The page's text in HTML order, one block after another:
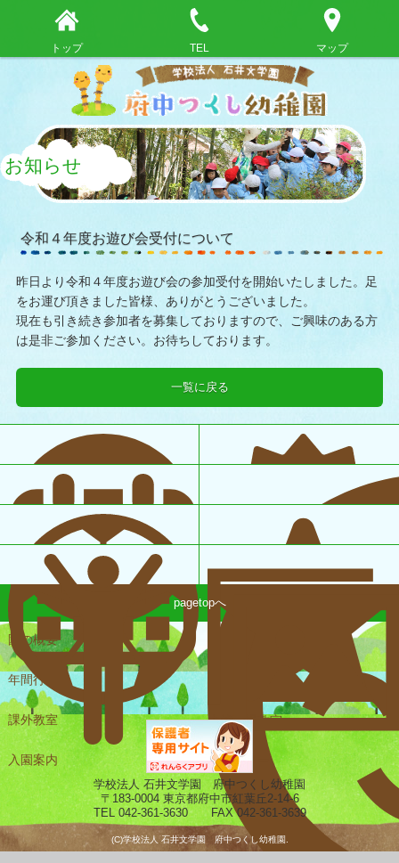
トップ TEL マップ
お知らせ
令和４年度お遊び会受付について
昨日より令和４年度お遊び会の参加受付を開始いたしました。足
をお運び頂きました皆様、ありがとうございました。
現在も引き続き参加者を募集しておりますので、ご興味のある方
は是非ご参加ください。お待ちしております。
一覧に戻る
園の概要
年間行事
課外教室 未就園児教室
入園案内 ギャラリー
pagetopへ
学校法人 石井文学園 府中つくし幼稚園
〒183-0004 東京都府中市紅葉丘2-14-6
TEL 042-361-3630 FAX 042-361-3639
(C)学校法人 石井文学園 府中つくし幼稚園.